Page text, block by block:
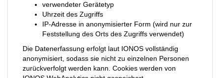
verwendeter Gerätetyp
Uhrzeit des Zugriffs
IP-Adresse in anonymisierter Form (wird nur zur
Feststellung des Orts des Zugriffs verwendet)
Die Datenerfassung erfolgt laut IONOS vollständig
anonymisiert, sodass sie nicht zu einzelnen Personen
zurückverfolgt werden kann. Cookies werden von